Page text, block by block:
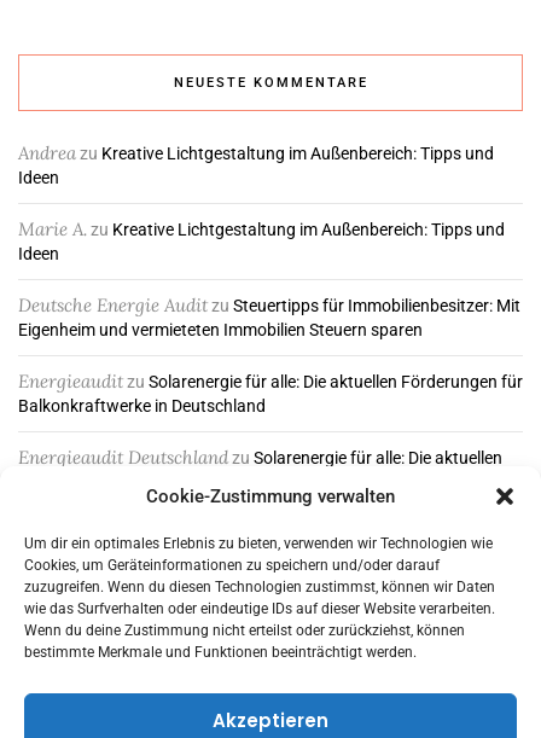
Cookie-Zustimmung verwalten
Um dir ein optimales Erlebnis zu bieten, verwenden wir Technologien wie
Cookies, um Geräteinformationen zu speichern und/oder darauf
zuzugreifen. Wenn du diesen Technologien zustimmst, können wir Daten
wie das Surfverhalten oder eindeutige IDs auf dieser Website verarbeiten.
Wenn du deine Zustimmung nicht erteilst oder zurückziehst, können
bestimmte Merkmale und Funktionen beeinträchtigt werden.
Akzeptieren
NEUESTE KOMMENTARE
Andreazu Kreative Lichtgestaltung im Außenbereich: Tipps und
Ideen
Marie A.zu Kreative Lichtgestaltung im Außenbereich: Tipps und
Ideen
Deutsche Energie Auditzu Steuertipps für Immobilienbesitzer: Mit
Eigenheim und vermieteten Immobilien Steuern sparen
Energieauditzu Solarenergie für alle: Die aktuellen Förderungen für
Balkonkraftwerke in Deutschland
Energieaudit Deutschlandzu Solarenergie für alle: Die aktuellen
ABONNIEREN & FOLGEN